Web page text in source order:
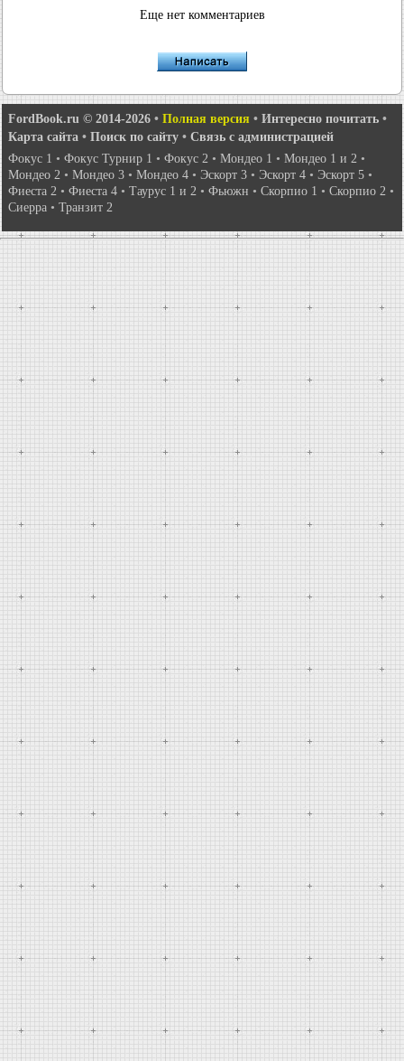
Еще нет комментариев
FordBook.ru © 2014-2026 • Полная версия • Интересно почитать •
Карта сайта • Поиск по сайту • Связь с администрацией
Фокус 1 • Фокус Турнир 1 • Фокус 2 • Мондео 1 • Мондео 1 и 2 •
Мондео 2 • Мондео 3 • Мондео 4 • Эскорт 3 • Эскорт 4 • Эскорт 5 •
Фиеста 2 • Фиеста 4 • Таурус 1 и 2 • Фьюжн • Скорпио 1 • Скорпио 2 •
Сиерра • Транзит 2